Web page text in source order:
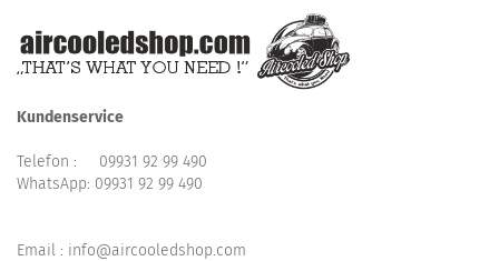
Kundenservice
Telefon : 09931 92 99 490
WhatsApp: 09931 92 99 490
Email : info@aircooledshop.com